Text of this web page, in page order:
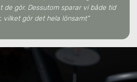
de gör. Dessutom sparar vi både tid
vilket gör det hela lönsamt"